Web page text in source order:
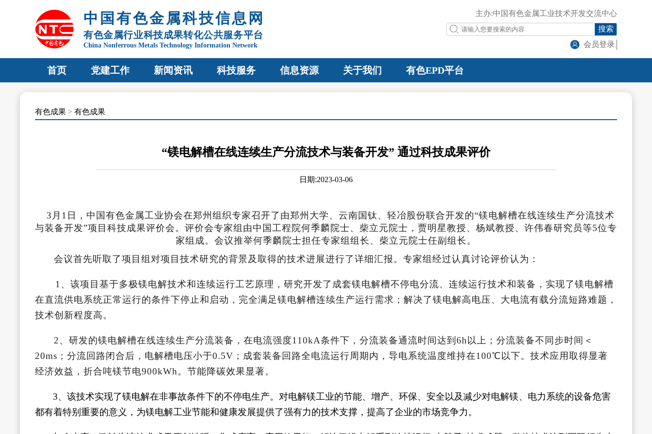
中国有色金属科技信息网
有色金属行业科技成果转化公共服务平台
China Nonferrous Metals Technology Information Network
主办:中国有色金属工业技术开发交流中心
搜索
会员登录
首页 党建工作 新闻资讯 科技服务 信息资源 关于我们 有色EPD平台
有色成果 > 有色成果
“镁电解槽在线连续生产分流技术与装备开发” 通过科技成果评价
日期:2023-03-06
3月1日，中国有色金属工业协会在郑州组织专家召开了由郑州大学、云南国钛、轻冶股份联合开发的“镁电解槽在线连续生产分流技术
与装备开发”项目科技成果评价会。评价会专家组由中国工程院何季麟院士、柴立元院士，贾明星教授、杨斌教授、许伟春研究员等5位专
家组成。会议推举何季麟院士担任专家组组长、柴立元院士任副组长。
会议首先听取了项目组对项目技术研究的背景及取得的技术进展进行了详细汇报。专家组经过认真讨论评价认为：
1、该项目基于多极镁电解技术和连续运行工艺原理，研究开发了成套镁电解槽不停电分流、连续运行技术和装备，实现了镁电解槽
在直流供电系统正常运行的条件下停止和启动，完全满足镁电解槽连续生产运行需求；解决了镁电解高电压、大电流有载分流短路难题，
技术创新程度高。
2、研发的镁电解槽在线连续生产分流装备，在电流强度110kA条件下，分流装备通流时间达到6h以上；分流装备不同步时间＜
20ms；分流回路闭合后，电解槽电压小于0.5V；成套装备回路全电流运行周期内，导电系统温度维持在100℃以下。技术应用取得显著
经济效益，折合吨镁节电900kWh。节能降碳效果显著。
3、该技术实现了镁电解在非事故条件下的不停电生产。对电解镁工业的节能、增产、环保、安全以及减少对电解镁、电力系统的设备危害
都有着特别重要的意义，为镁电解工业节能和健康发展提供了强有力的技术支撑，提高了企业的市场竞争力。